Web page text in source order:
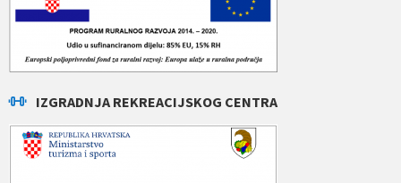
IZGRADNJA REKREACIJSKOG CENTRA